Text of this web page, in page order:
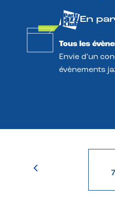
En
Tous les
Envie d’un
évènements